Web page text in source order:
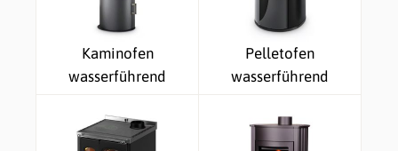
Kaminofen
wasserführend
Pelletofen
wasserführend